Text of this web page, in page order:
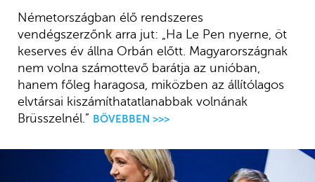
Németországban élő rendszeres
vendégszerzőnk arra jut: „Ha Le Pen nyerne, öt
keserves év állna Orbán előtt. Magyarországnak
nem volna számottevő barátja az unióban,
hanem főleg haragosa, miközben az állítólagos
elvtársai kiszámíthatatlanabbak volnának
Brüsszelnél.” BŐVEBBEN >>>